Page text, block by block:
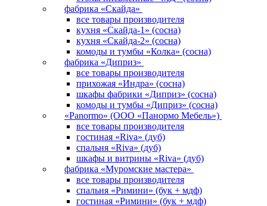
фабрика «Скайда»
все товары производителя
кухня «Скайда-1» (сосна)
кухня «Скайда-2» (сосна)
комоды и тумбы «Колка» (сосна)
фабрика «Диприз»
все товары производителя
прихожая «Индра» (сосна)
шкафы фабрики «Диприз» (сосна)
комоды и тумбы «Диприз» (сосна)
«Panormo» (ООО «Панормо Мебель»)
все товары производителя
гостиная «Riva» (дуб)
спальня «Riva» (дуб)
шкафы и витрины «Riva» (дуб)
фабрика «Муромские мастера»
все товары производителя
спальня «Римини» (бук + мдф)
гостиная «Римини» (бук + мдф)